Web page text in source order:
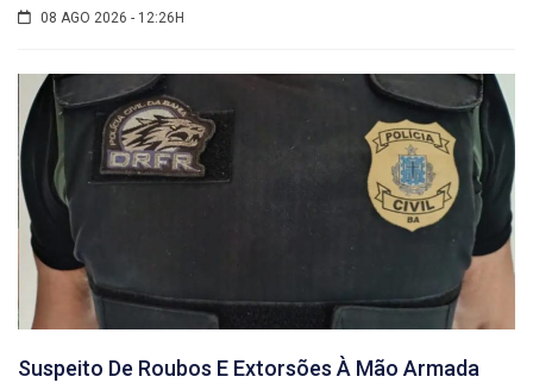
08 AGO 2026 - 12:26H
Suspeito De Roubos E Extorsões À Mão Armada